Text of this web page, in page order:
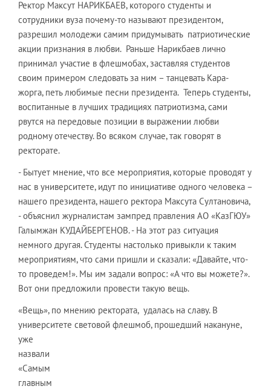
Ректор Максут НАРИКБАЕВ, которого студенты и
сотрудники вуза почему-то называют президентом,
разрешил молодежи самим придумывать патриотические
акции признания в любви. Раньше Нарикбаев лично
принимал участие в флешмобах, заставляя студентов
своим примером следовать за ним – танцевать Кара-
жорга, петь любимые песни президента. Теперь студенты,
воспитанные в лучших традициях патриотизма, сами
рвутся на передовые позиции в выражении любви
родному отечеству. Во всяком случае, так говорят в
ректорате.
- Бытует мнение, что все мероприятия, которые проводят у
нас в университете, идут по инициативе одного человека –
нашего президента, нашего ректора Максута Султановича,
- объяснил журналистам зампред правления АО «КазГЮУ»
Галымжан КУДАЙБЕРГЕНОВ. - На этот раз ситуация
немного другая. Студенты настолько привыкли к таким
мероприятиям, что сами пришли и сказали: «Давайте, что-
то проведем!». Мы им задали вопрос: «А что вы можете?».
Вот они предложили провести такую вещь.
«Вещь», по мнению ректората, удалась на славу. В
университете световой флешмоб, прошедший накануне,
уже
назвали
«Самым
главным